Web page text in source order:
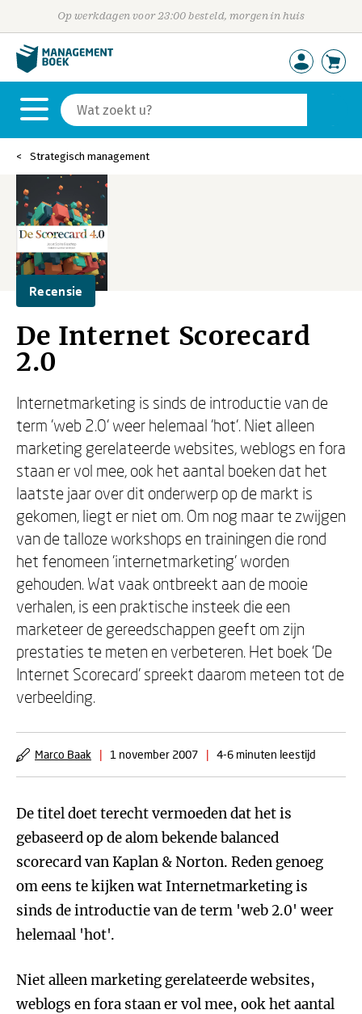
Op werkdagen voor 23:00 besteld, morgen in huis
Strategisch management
Recensie
De Internet Scorecard
2.0
Internetmarketing is sinds de introductie van de
term 'web 2.0' weer helemaal 'hot'. Niet alleen
marketing gerelateerde websites, weblogs en fora
staan er vol mee, ook het aantal boeken dat het
laatste jaar over dit onderwerp op de markt is
gekomen, liegt er niet om. Om nog maar te zwijgen
van de talloze workshops en trainingen die rond
het fenomeen 'internetmarketing' worden
gehouden. Wat vaak ontbreekt aan de mooie
verhalen, is een praktische insteek die een
marketeer de gereedschappen geeft om zijn
prestaties te meten en verbeteren. Het boek 'De
Internet Scorecard' spreekt daarom meteen tot de
verbeelding.
Marco Baak | 1 november 2007 | 4-6 minuten leestijd
De titel doet terecht vermoeden dat het is
gebaseerd op de alom bekende balanced
scorecard van Kaplan & Norton. Reden genoeg
om eens te kijken wat Internetmarketing is
sinds de introductie van de term 'web 2.0' weer
helemaal 'hot'.
Niet alleen marketing gerelateerde websites,
weblogs en fora staan er vol mee, ook het aantal